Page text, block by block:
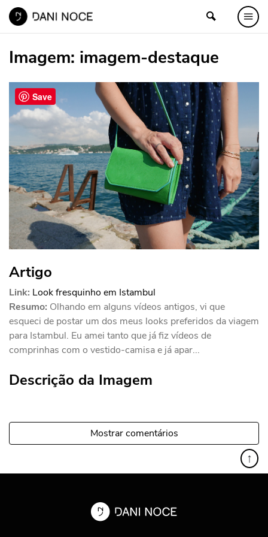
Imagem: imagem-destaque
Artigo
Link: Look fresquinho em Istambul
Resumo: Olhando em alguns vídeos antigos, vi que
esqueci de postar um dos meus looks preferidos da viagem
para Istambul. Eu amei tanto que já fiz vídeos de
comprinhas com o vestido-camisa e já apar...
Descrição da Imagem
Mostrar comentários
↑
Save